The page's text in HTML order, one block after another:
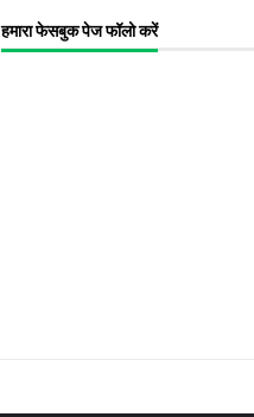
हमारा फेसबुक पेज फॉलो करें